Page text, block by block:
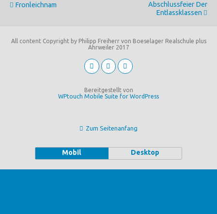
Fronleichnam
Abschlussfeier Der
Entlassklassen
All content Copyright by Philipp Freiherr von Boeselager Realschule plus
Ahrweiler 2017
Bereitgestellt von
WPtouch Mobile Suite for WordPress
Zum Seitenanfang
Mobil Desktop